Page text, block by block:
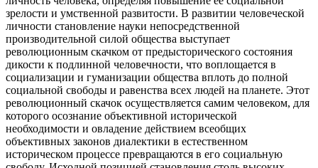
зрелости и умственной развитости. В развитии человеческой
личности становление науки непосредственной
производительной силой общества выступает
революционным скачком от предысторического состояния
дикости к подлинной человечности, что воплощается в
социализации и гуманизации общества вплоть до полной
социальной свободы и равенства всех людей на планете. Этот
революционный скачок осуществляется самим человеком, для
которого осознание объективной исторической
необходимости и овладение действием всеобщих
объективных законов диалектики в естественном
историческом процессе превращаются в его социальную